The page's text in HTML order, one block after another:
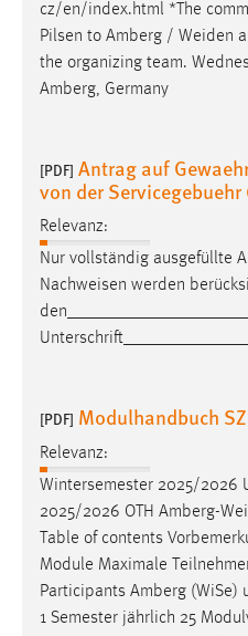
cz/en/index.html *The
Pilsen to Amberg / Weiden
the organizing team.
Amberg, Germany
[PDF] Antrag auf
von der Servicegebuehr
Relevanz:
Nur vollständig ausgefüllte
Nachweisen werden
[PDF] Modulhandbuch SZ
Relevanz:
Wintersemester 2025/2026
2025/2026 OTH Amberg-
Table of contents
Module Maximale
Participants Amberg (WiSe)
1 Semester jährlich 25